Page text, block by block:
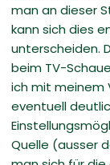
man an dieser
kann sich dies
unterscheiden.
beim TV-
ich mit meinem
eventuell
Quelle (ausser